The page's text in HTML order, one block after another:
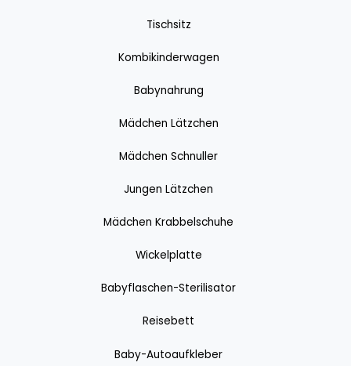
Tischsitz
Kombikinderwagen
Babynahrung
Mädchen Lätzchen
Mädchen Schnuller
Jungen Lätzchen
Mädchen Krabbelschuhe
Wickelplatte
Babyflaschen-Sterilisator
Reisebett
Baby-Autoaufkleber